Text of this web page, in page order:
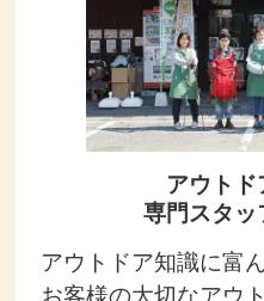
アウト
専門スタ
アウトドア知識に富